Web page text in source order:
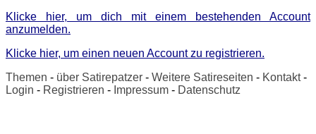
Klicke hier, um dich mit einem bestehenden Account
anzumelden.
Klicke hier, um einen neuen Account zu registrieren.
Themen - über Satirepatzer - Weitere Satireseiten - Kontakt-
Login - Registrieren - Impressum - Datenschutz